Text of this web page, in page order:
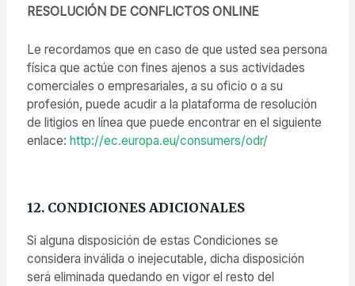
RESOLUCIÓN DE CONFLICTOS ONLINE
Le recordamos que en caso de que usted sea persona
física que actúe con fines ajenos a sus actividades
comerciales o empresariales, a su oficio o a su
profesión, puede acudir a la plataforma de resolución
de litigios en línea que puede encontrar en el siguiente
enlace: http://ec.europa.eu/consumers/odr/
12. CONDICIONES ADICIONALES
Si alguna disposición de estas Condiciones se
considera inválida o inejecutable, dicha disposición
será eliminada quedando en vigor el resto del